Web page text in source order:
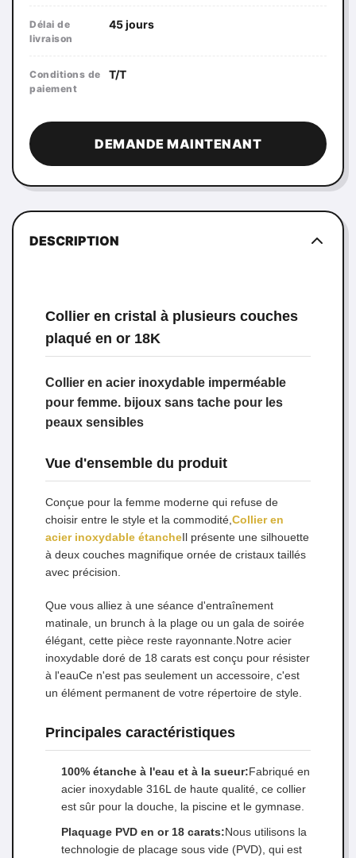
Délai de
livraison
45 jours
Conditions de
paiement
T/T
DEMANDE MAINTENANT
DESCRIPTION
Collier en cristal à plusieurs couches
plaqué en or 18K
Collier en acier inoxydable imperméable
pour femme. bijoux sans tache pour les
peaux sensibles
Vue d'ensemble du produit
Conçue pour la femme moderne qui refuse de
choisir entre le style et la commodité, Collier en
acier inoxydable étancheIl présente une silhouette
à deux couches magnifique ornée de cristaux taillés
avec précision.
Que vous alliez à une séance d'entraînement
matinale, un brunch à la plage ou un gala de soirée
élégant, cette pièce reste rayonnante.Notre acier
inoxydable doré de 18 carats est conçu pour résister
à l'eauCe n'est pas seulement un accessoire, c'est
un élément permanent de votre répertoire de style.
Principales caractéristiques
100% étanche à l'eau et à la sueur:Fabriqué en
acier inoxydable 316L de haute qualité, ce collier
est sûr pour la douche, la piscine et le gymnase.
Plaquage PVD en or 18 carats:Nous utilisons la
technologie de placage sous vide (PVD), qui est